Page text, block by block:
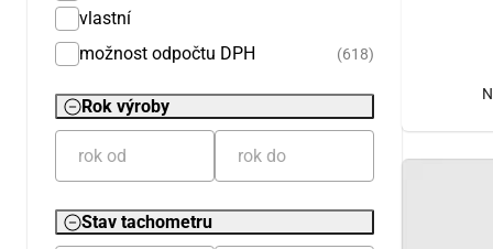
vlastní
možnost odpočtu DPH
(618)
Rok výroby
Stav tachometru